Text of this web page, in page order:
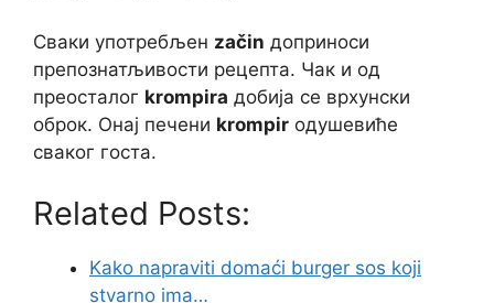
Сваки употребљен začin доприноси
препознатљивости рецепта. Чак и од
преосталог krompira добија се врхунски
оброк. Онај печени krompir одушевиће
сваког госта.
Related Posts:
Kako napraviti domaći burger sos koji
stvarno ima…